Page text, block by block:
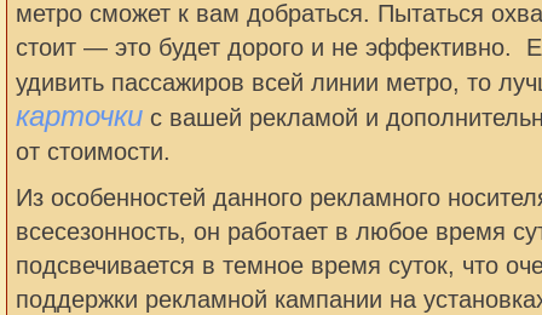
метро сможет к вам добраться. Пытаться
стоит — это будет дорого и не эффективно.
удивить пассажиров всей линии метро, то
карточки с вашей рекламой и
от стоимости.
Из особенностей данного рекламного
всесезонность, он работает в любое время
подсвечивается в темное время суток, что
поддержки рекламной кампании на